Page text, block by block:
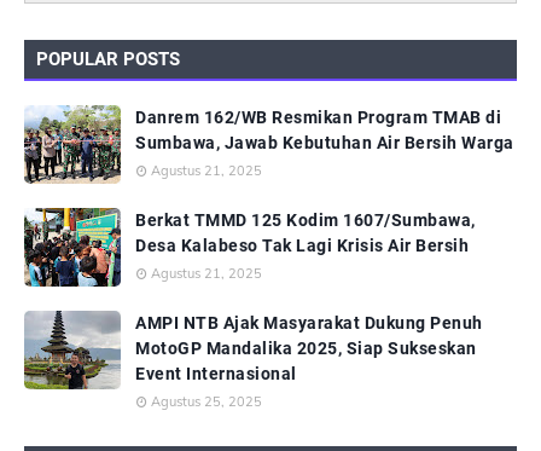
POPULAR POSTS
Danrem 162/WB Resmikan Program TMAB di
Sumbawa, Jawab Kebutuhan Air Bersih Warga
Agustus 21, 2025
Berkat TMMD 125 Kodim 1607/Sumbawa,
Desa Kalabeso Tak Lagi Krisis Air Bersih
Agustus 21, 2025
AMPI NTB Ajak Masyarakat Dukung Penuh
MotoGP Mandalika 2025, Siap Sukseskan
Event Internasional
Agustus 25, 2025